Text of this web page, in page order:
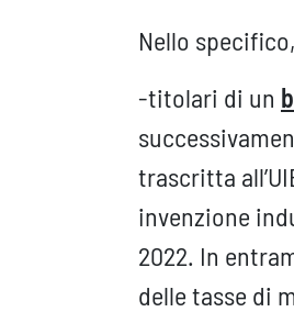
Nello
-titolari di un
trascritta
invenzione
2022. In
delle tasse di